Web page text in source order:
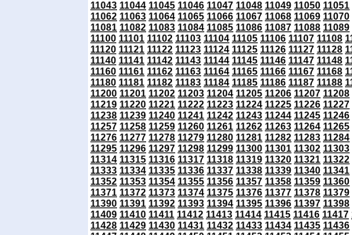
11043 11044 11045 11046 11047 11048 11049 11050 11051
11062 11063 11064 11065 11066 11067 11068 11069 11070
11081 11082 11083 11084 11085 11086 11087 11088 11089
11100 11101 11102 11103 11104 11105 11106 11107 11108
11120 11121 11122 11123 11124 11125 11126 11127 11128
11140 11141 11142 11143 11144 11145 11146 11147 11148
11160 11161 11162 11163 11164 11165 11166 11167 11168
11180 11181 11182 11183 11184 11185 11186 11187 11188
11200 11201 11202 11203 11204 11205 11206 11207 11208
11219 11220 11221 11222 11223 11224 11225 11226 11227
11238 11239 11240 11241 11242 11243 11244 11245 11246
11257 11258 11259 11260 11261 11262 11263 11264 11265
11276 11277 11278 11279 11280 11281 11282 11283 11284
11295 11296 11297 11298 11299 11300 11301 11302 11303
11314 11315 11316 11317 11318 11319 11320 11321 11322
11333 11334 11335 11336 11337 11338 11339 11340 11341
11352 11353 11354 11355 11356 11357 11358 11359 11360
11371 11372 11373 11374 11375 11376 11377 11378 11379
11390 11391 11392 11393 11394 11395 11396 11397 11398
11409 11410 11411 11412 11413 11414 11415 11416 11417
11428 11429 11430 11431 11432 11433 11434 11435 11436